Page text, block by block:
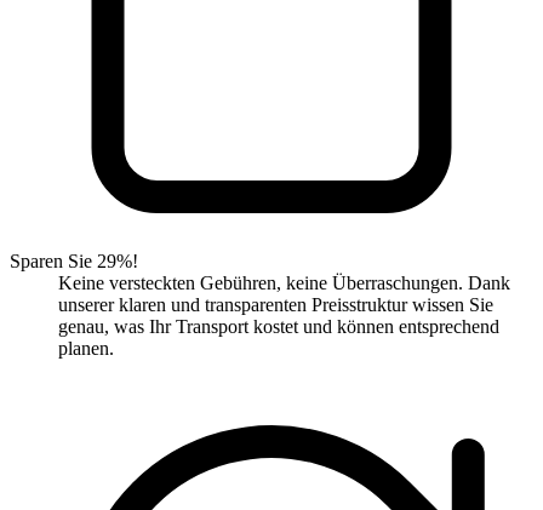
Sparen Sie 29%!
Keine versteckten Gebühren, keine Überraschungen. Dank
unserer klaren und transparenten Preisstruktur wissen Sie
genau, was Ihr Transport kostet und können entsprechend
planen.